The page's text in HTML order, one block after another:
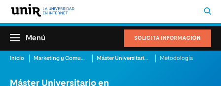
SOLICITA INFORMACIÓN
Menú
Inicio Marketing y Comunicación Máster Universitario en Comunicación Transmedia Metodología
Máster Universitario en